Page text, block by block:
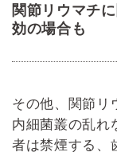
関節リウマチ
効の場合も
その他、関節リ
内細菌叢の乱れ
者は禁煙する、